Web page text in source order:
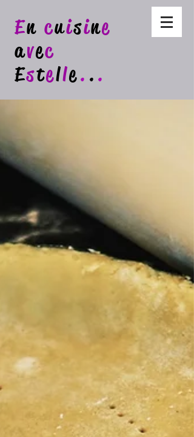
En cuisine
avec
Estelle. ..